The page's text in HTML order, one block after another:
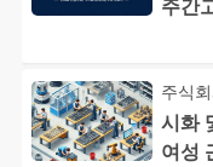
주간
주식
시화
여성